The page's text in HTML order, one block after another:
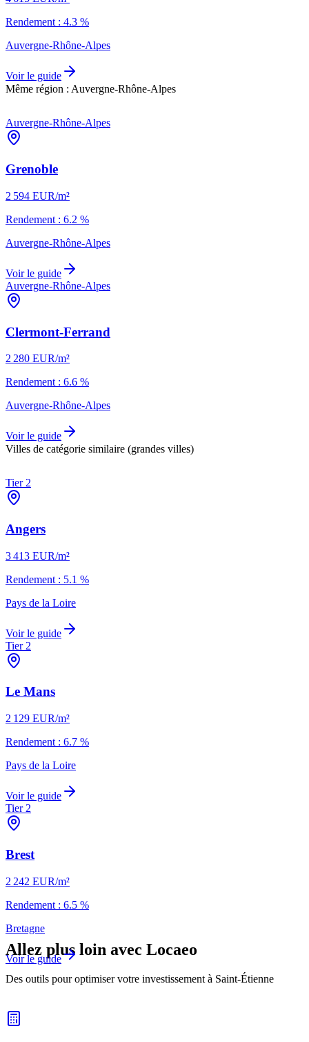
Rendement : 4.3 %
Auvergne-Rhône-Alpes
Voir le guide
Même région : Auvergne-Rhône-Alpes
Auvergne-Rhône-Alpes
Grenoble
2 594 EUR/m²
Rendement : 6.2 %
Auvergne-Rhône-Alpes
Voir le guide
Auvergne-Rhône-Alpes
Clermont-Ferrand
2 280 EUR/m²
Rendement : 6.6 %
Auvergne-Rhône-Alpes
Voir le guide
Villes de catégorie similaire (grandes villes)
Tier 2
Angers
3 413 EUR/m²
Rendement : 5.1 %
Pays de la Loire
Voir le guide
Tier 2
Le Mans
2 129 EUR/m²
Rendement : 6.7 %
Pays de la Loire
Voir le guide
Tier 2
Brest
2 242 EUR/m²
Rendement : 6.5 %
Bretagne
Voir le guide
Allez plus loin avec Locaeo
Des outils pour optimiser votre investissement à Saint-Étienne